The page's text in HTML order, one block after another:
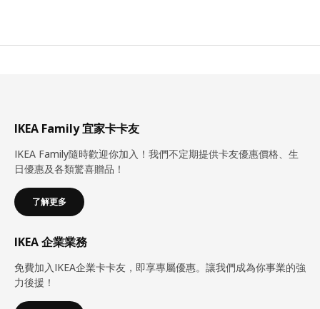
IKEA Family 宜家卡卡友
IKEA Family隨時歡迎你加入！我們不定期提供卡友優惠價格、生
日優惠及各類驚喜贈品！
了解更多
IKEA 企業業務
免費加入IKEA企業卡卡友，即享專屬優惠。讓我們成為你事業的強
力後援！